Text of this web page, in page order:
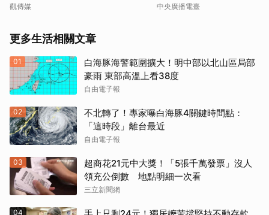
觀傳媒 中央廣播電臺
更多生活相關文章
01
白海豚海警範圍擴大！明中部以北山區局部
豪雨 東部高溫上看38度
自由電子報
02
不北轉了！專家曝白海豚4關鍵時間點：
「這時段」離台最近
自由電子報
03
超商花21元中大獎！「5張千萬發票」沒人
領充公倒數 地點明細一次看
三立新聞網
04